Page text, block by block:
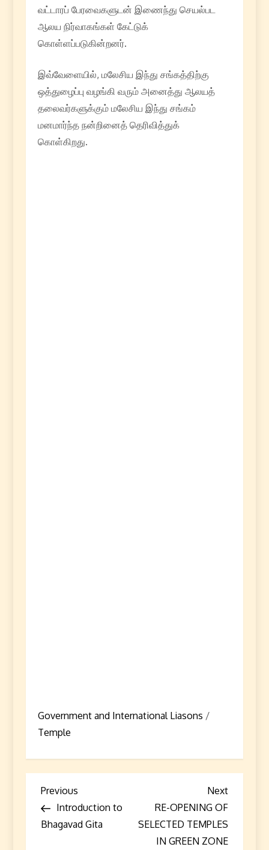
வட்டாரப் பேரவைகளுடன் இணைந்து செயல்பட
ஆலய நிர்வாகங்கள் கேட்டுக்
கொள்ளப்படுகின்றனர்.
இவ்வேளையில், மலேசிய இந்து சங்கத்திற்கு
ஒத்துழைப்பு வழங்கி வரும் அனைத்து ஆலயத்
தலைவர்களுக்கும் மலேசிய இந்து சங்கம்
மனமார்ந்த நன்றினைத் தெரிவித்துக்
கொள்கிறது.
Government and International Liasons /
Temple
P
o
Previous
Post
Previous
Introduction to
Bhagavad Gita
Next
Post
Next
RE-OPENING OF
SELECTED TEMPLES
IN GREEN ZONE